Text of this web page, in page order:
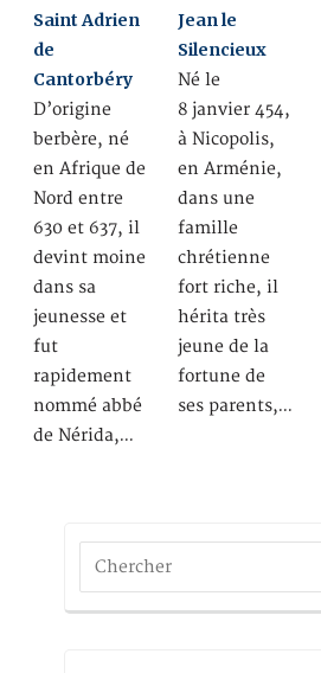
Saint Adrien
de
Cantorbéry
D’origine
berbère, né
en Afrique de
Nord entre
630 et 637, il
devint moine
dans sa
jeunesse et
fut
rapidement
nommé abbé
de Nérida,…
Jean le
Silencieux
Né le
8 janvier 454,
à Nicopolis,
en Arménie,
dans une
famille
chrétienne
fort riche, il
hérita très
jeune de la
fortune de
ses parents,…